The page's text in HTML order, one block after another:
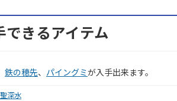
できるアイテム
鉄の穂先、 パイングミが入手出来ます。
深水